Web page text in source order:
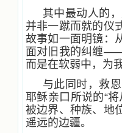
其中最动人的
并非一蹴而就的仪
故事如一面明镜：
面对旧我的纠缠
而是在软弱中，为
与此同时，救
耶稣亲口所说的“
被边界、种族、地
遥远的边疆。